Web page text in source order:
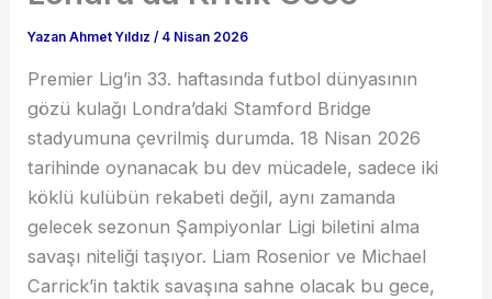
Yazan Ahmet Yıldız/ 4 Nisan 2026
Premier Lig’in 33. haftasında futbol dünyasının
gözü kulağı Londra’daki Stamford Bridge
stadyumuna çevrilmiş durumda. 18 Nisan 2026
tarihinde oynanacak bu dev mücadele, sadece iki
köklü kulübün rekabeti değil, aynı zamanda
gelecek sezonun Şampiyonlar Ligi biletini alma
savaşı niteliği taşıyor. Liam Rosenior ve Michael
Carrick’in taktik savaşına sahne olacak bu gece,